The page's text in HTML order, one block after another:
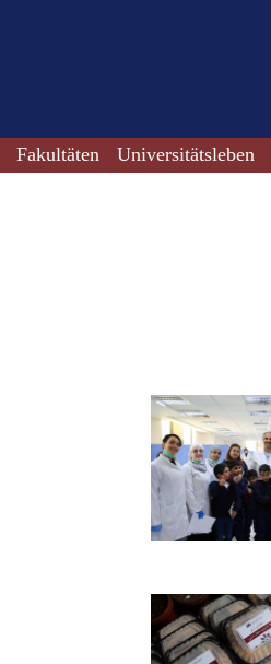
Fakultäten Universitätsleben